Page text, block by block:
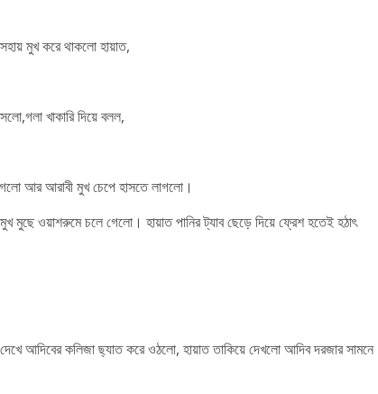
মুখ করে থাকলো হায়াত,
খাকারি দিয়ে বলল,
আর আরাবী মুখ চেপে হাসতে লাগলো।
মুছে ওয়াশরুমে চলে গেলো। হায়াত পানির ট্যাব ছেড়ে দিয়ে ফ্রেশ হতেই হঠাৎ
আদিবের কলিজা ছ্যাত করে ওঠলো, হায়াত তাকিয়ে দেখলো আদিব দরজার সামনে